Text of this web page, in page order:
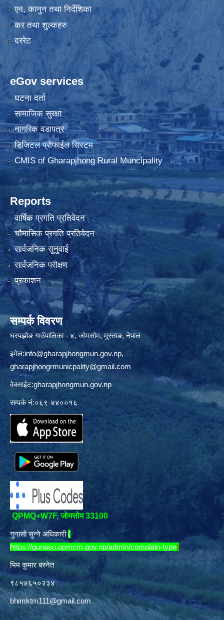
एन, कानुन तथा निर्देशिका
कर तथा शुल्कहरु
दररेट
eGov services
घटना दर्ता
सामाजिक सुरक्षा
नागरिक वडापत्र
डिजिटल प्रोफाईल सिस्टम
CMIS of Gharapjhong Rural Muncipality
Reports
वार्षिक प्रगति प्रतिवेदन
चौमासिक प्रगति प्रतिवेदन
सार्वजनिक सुनुवाई
सार्वजनिक परीक्षण
प्रकाशन
सम्पर्क विवरण
घरपझोङ गाउँपालिका - ४, जोमसोम, मुस्ताङ, नेपाल
इमेल:info@gharapjhongmun.gov.np,
gharapjhongrmunicpality@gmail.com
वेबसाईट:gharapjhongmun.gov.np
सम्पर्क नं:०६९-४४००१६
QPMQ+W7F, जोमसोम 33100
गुनासो सुन्ने अधिकारी (
https://gunaso.opmcm.gov.np/admin/complain-type)
भिम कुमार बस्नेत
९८५७६५०२३४
bhimktm111@gmail.com